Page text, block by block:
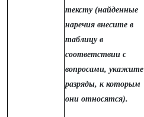
тексту (найденные
наречия внесите в
таблицу в
соответствии с
вопросами, укажите
разряды, к которым
они относятся).